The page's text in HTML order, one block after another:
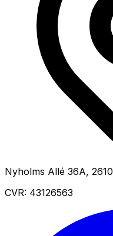
Nyholms Allé 36A, 2610
CVR: 43126563